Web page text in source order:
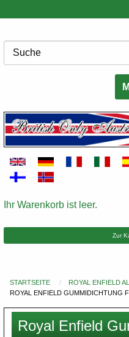
zum
Suche
Warenkorb
Ihr Warenkorb ist leer.
Zur
Du
hier
STARTSEITE
ROYAL ENFIELD
ROYAL ENFIELD GUMMIDICHTUNG
Royal Enfield